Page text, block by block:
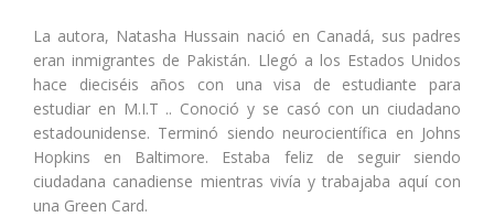
La autora, Natasha Hussain nació en Canadá, sus padres
eran inmigrantes de Pakistán. Llegó a los Estados Unidos
hace dieciséis años con una visa de estudiante para
estudiar en M.I.T .. Conoció y se casó con un ciudadano
estadounidense. Terminó siendo neurocientífica en Johns
Hopkins en Baltimore. Estaba feliz de seguir siendo
ciudadana canadiense mientras vivía y trabajaba aquí con
una Green Card.